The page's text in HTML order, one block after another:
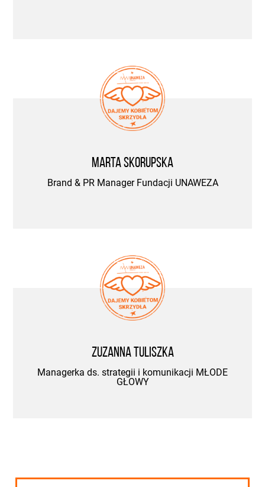
Marta Skorupska
Brand & PR Manager Fundacji UNAWEZA
Zuzanna Tuliszka
Managerka ds. strategii i komunikacji MŁODE
GŁOWY